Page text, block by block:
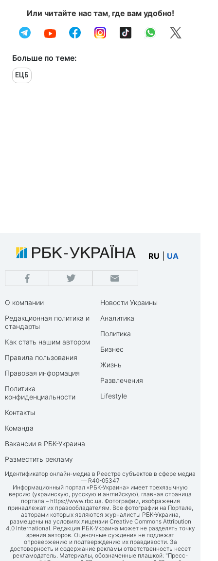
Или читайте нас там, где вам удобно!
Больше по теме:
ЕЦБ
RU UA
О компании
Редакционная политика и
стандарты
Как стать нашим автором
Правила пользования
Правовая информация
Политика
конфиденциальности
Контакты
Команда
Вакансии в РБК-Украина
Разместить рекламу
Новости Украины
Аналитика
Политика
Бизнес
Жизнь
Развлечения
Lifestyle
Идентификатор онлайн-медиа в Реестре субъектов в сфере медиа
— R40-05347
Информационный портал «РБК-Украина» имеет трехязычную
версию (украинскую, русскую и английскую), главная страница
портала – https://www.rbc.ua. Фотографии, изображения
принадлежат их правообладателям. Все фотографии на Портале,
авторами которых являются журналисты РБК-Украина,
размещены на условиях лицензии Creative Commons Attribution
4.0 International. Редакция РБК-Украина может не разделять точку
зрения авторов. Оценочные суждения не подлежат
опровержению и подтверждению их правдивости. За
достоверность и содержание рекламы ответственность несет
рекламодатель. Материалы, обозначенные плашкой: "Пресс-